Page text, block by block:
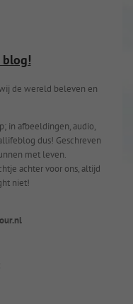
blog!
de wereld beleven en
in afbeeldingen, audio,
dus! Geschreven
met leven.
achter voor ons, altijd
niet!